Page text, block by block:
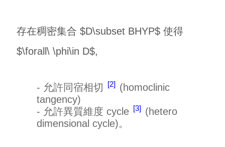
存在稠密集合 $D\subset BHYP$ 使得
$\forall\ \phi\in D$,
- 允許同宿相切 2
(homoclinic
tangency)
- 允許異質維度 cycle
3
(hetero
dimensional cycle)。